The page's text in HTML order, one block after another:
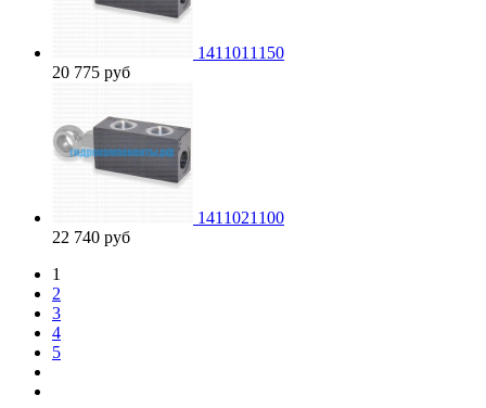
1411011150
20 775 руб
1411021100
22 740 руб
1
2
3
4
5